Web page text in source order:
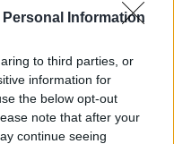
Information
to third parties, or
information for
the below opt-out
note that after your
continue seeing